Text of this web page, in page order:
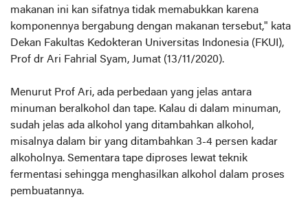
makanan ini kan sifatnya tidak memabukkan karena
komponennya bergabung dengan makanan tersebut," kata
Dekan Fakultas Kedokteran Universitas Indonesia (FKUI),
Prof dr Ari Fahrial Syam, Jumat (13/11/2020).
Menurut Prof Ari, ada perbedaan yang jelas antara
minuman beralkohol dan tape. Kalau di dalam minuman,
sudah jelas ada alkohol yang ditambahkan alkohol,
misalnya dalam bir yang ditambahkan 3-4 persen kadar
alkoholnya. Sementara tape diproses lewat teknik
fermentasi sehingga menghasilkan alkohol dalam proses
pembuatannya.